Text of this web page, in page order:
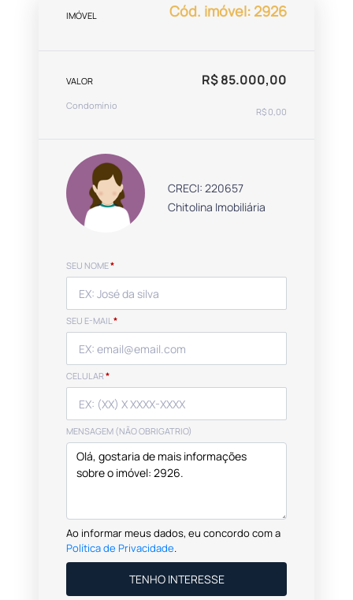
IMÓVEL Cód. imóvel: 2926
VALOR R$ 85.000,00
Condomínio
R$ 0,00
CRECI: 220657
Chitolina Imobiliária
SEU NOME*
SEU E-MAIL*
CELULAR *
MENSAGEM (NÃO OBRIGATRIO)
Ao informar meus dados, eu concordo com a
Política de Privacidade.
TENHO INTERESSE